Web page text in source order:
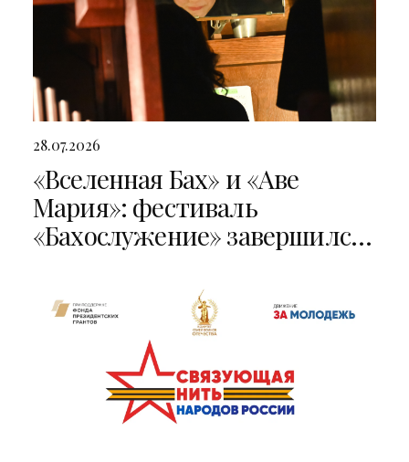
28.07.2026
«Вселенная Бах» и «Аве
Мария»: фестиваль
«Бахослужение» завершился